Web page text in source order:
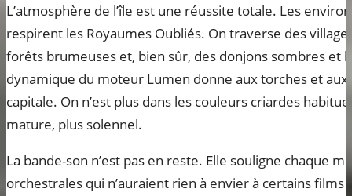
L’atmosphère de l’île est une réussite totale. Les
respirent les Royaumes Oubliés. On traverse des
forêts brumeuses et, bien sûr, des donjons sombres et
dynamique du moteur Lumen donne aux torches et
capitale. On n’est plus dans les couleurs criardes
mature, plus solennel.
La bande-son n’est pas en reste. Elle souligne chaque
orchestrales qui n’auraient rien à envier à certains films